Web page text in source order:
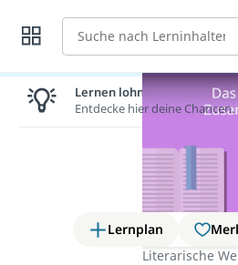
Suche
Lernplan
Literarische
Lernen lohnt sich!
Entdecke hier deine Chancen.